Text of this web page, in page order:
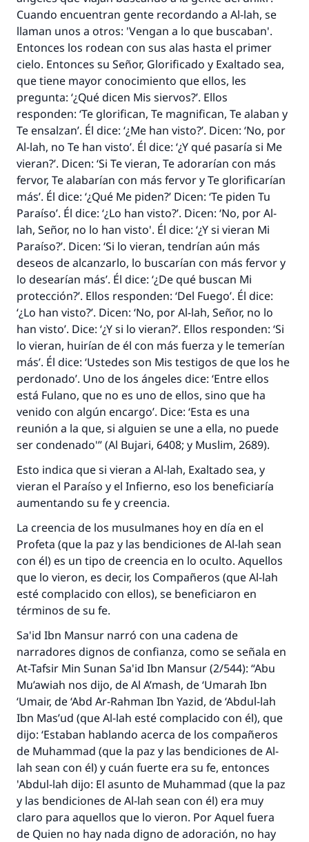
Cuando encuentran gente recordando a Al-lah, se
llaman unos a otros: 'Vengan a lo que buscaban'.
Entonces los rodean con sus alas hasta el primer
cielo. Entonces su Señor, Glorificado y Exaltado sea,
que tiene mayor conocimiento que ellos, les
pregunta: ‘¿Qué dicen Mis siervos?’. Ellos
responden: ‘Te glorifican, Te magnifican, Te alaban y
Te ensalzan’. Él dice: ‘¿Me han visto?’. Dicen: ‘No, por
Al-lah, no Te han visto’. Él dice: ‘¿Y qué pasaría si Me
vieran?’. Dicen: ‘Si Te vieran, Te adorarían con más
fervor, Te alabarían con más fervor y Te glorificarían
más’. Él dice: ‘¿Qué Me piden?’ Dicen: ‘Te piden Tu
Paraíso’. Él dice: ‘¿Lo han visto?’. Dicen: ‘No, por Al-
lah, Señor, no lo han visto'. Él dice: ‘¿Y si vieran Mi
Paraíso?’. Dicen: ‘Si lo vieran, tendrían aún más
deseos de alcanzarlo, lo buscarían con más fervor y
lo desearían más’. Él dice: ‘¿De qué buscan Mi
protección?’. Ellos responden: ‘Del Fuego’. Él dice:
‘¿Lo han visto?’. Dicen: ‘No, por Al-lah, Señor, no lo
han visto’. Dice: ‘¿Y si lo vieran?’. Ellos responden: ‘Si
lo vieran, huirían de él con más fuerza y le temerían
más’. Él dice: ‘Ustedes son Mis testigos de que los he
perdonado’. Uno de los ángeles dice: ‘Entre ellos
está Fulano, que no es uno de ellos, sino que ha
venido con algún encargo’. Dice: ‘Esta es una
reunión a la que, si alguien se une a ella, no puede
ser condenado'” (Al Bujari, 6408; y Muslim, 2689).
Esto indica que si vieran a Al-lah, Exaltado sea, y
vieran el Paraíso y el Infierno, eso los beneficiaría
aumentando su fe y creencia.
La creencia de los musulmanes hoy en día en el
Profeta (que la paz y las bendiciones de Al-lah sean
con él) es un tipo de creencia en lo oculto. Aquellos
que lo vieron, es decir, los Compañeros (que Al-lah
esté complacido con ellos), se beneficiaron en
términos de su fe.
Sa'id Ibn Mansur narró con una cadena de
narradores dignos de confianza, como se señala en
At-Tafsir Min Sunan Sa'id Ibn Mansur(2/544): “Abu
Mu’awiah nos dijo, de Al A’mash, de ‘Umarah Ibn
‘Umair, de ‘Abd Ar-Rahman Ibn Yazid, de ‘Abdul-lah
Ibn Mas’ud (que Al-lah esté complacido con él), que
dijo: ‘Estaban hablando acerca de los compañeros
de Muhammad (que la paz y las bendiciones de Al-
lah sean con él) y cuán fuerte era su fe, entonces
'Abdul-lah dijo: El asunto de Muhammad (que la paz
y las bendiciones de Al-lah sean con él) era muy
claro para aquellos que lo vieron. Por Aquel fuera
de Quien no hay nada digno de adoración, no hay
La respuesta no. 110845 salvó un
matrimonio.
Desde la Q hasta la A, su contribución ayuda a
IslamQA.
Profeta ﷺ dijo:
"Una persona que orienta a otros a hacer el
bien obtendrá la misma recompensa que
aquellos que lo realicen."
(MUSLIM, 1893)
Contribuir